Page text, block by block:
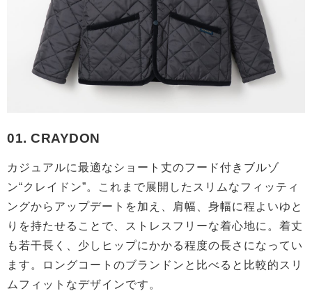
01. CRAYDON
カジュアルに最適なショート丈のフード付きブルゾ
ン“クレイドン”。これまで展開したスリムなフィッティ
ングからアップデートを加え、肩幅、身幅に程よいゆと
りを持たせることで、ストレスフリーな着心地に。着丈
も若干長く、少しヒップにかかる程度の長さになってい
ます。ロングコートのブランドンと比べると比較的スリ
ムフィットなデザインです。